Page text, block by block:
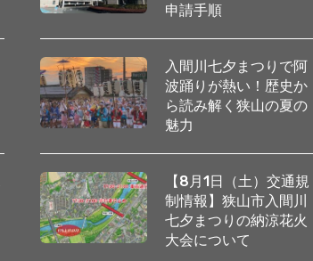
申請手順
入間川七夕まつりで阿
波踊りが熱い！歴史か
ら読み解く狭山の夏の
魅力
【8月1日（土）交通規
制情報】狭山市入間川
七夕まつりの納涼花火
大会について